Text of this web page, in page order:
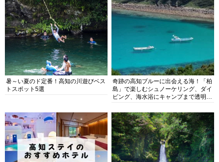
暑～い夏のド定番！高知の川遊びベス
トスポット5選
奇跡の高知ブルーに出会える海！「柏
島」で楽しむシュノーケリング、ダイ
ビング、海水浴にキャンプまで透明度